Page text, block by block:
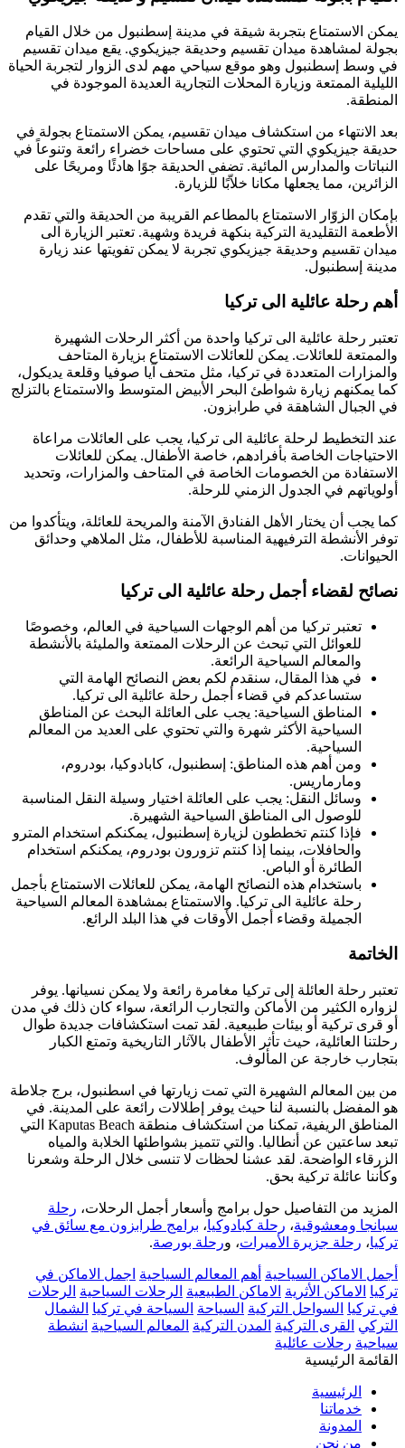
يمكن الاستمتاع بتجربة شيقة في مدينة إسطنبول من خلال القيام
بجولة لمشاهدة ميدان تقسيم وحديقة جيزيكوي. يقع ميدان تقسيم
في وسط إسطنبول وهو موقع سياحي مهم لدى الزوار لتجربة الحياة
الليلية الممتعة وزيارة المحلات التجارية العديدة الموجودة في
المنطقة.
بعد الانتهاء من استكشاف ميدان تقسيم، يمكن الاستمتاع بجولة في
حديقة جيزيكوي التي تحتوي على مساحات خضراء رائعة وتنوعاً في
النباتات والمدارس المائية. تضفي الحديقة جوًا هادئًا ومريحًا على
الزائرين، مما يجعلها مكانا خلاّبًا للزيارة.
بإمكان الزوّار الاستمتاع بالمطاعم القريبة من الحديقة والتي تقدم
الأطعمة التقليدية التركية بنكهة فريدة وشهية. تعتبر الزيارة الى
ميدان تقسيم وحديقة جيزيكوي تجربة لا يمكن تفويتها عند زيارة
مدينة إسطنبول.
أهم رحلة عائلية الى تركيا
تعتبر رحلة عائلية الى تركيا واحدة من أكثر الرحلات الشهيرة
والممتعة للعائلات. يمكن للعائلات الاستمتاع بزيارة المتاحف
والمزارات المتعددة في تركيا، مثل متحف آيا صوفيا وقلعة يديكول،
كما يمكنهم زيارة شواطئ البحر الأبيض المتوسط والاستمتاع بالتزلج
في الجبال الشاهقة في طرابزون.
عند التخطيط لرحلة عائلية الى تركيا، يجب على العائلات مراعاة
الاحتياجات الخاصة بأفرادهم، خاصة الأطفال. يمكن للعائلات
الاستفادة من الخصومات الخاصة في المتاحف والمزارات، وتحديد
أولوياتهم في الجدول الزمني للرحلة.
كما يجب أن يختار الأهل الفنادق الآمنة والمريحة للعائلة، ويتأكدوا من
توفر الأنشطة الترفيهية المناسبة للأطفال، مثل الملاهي وحدائق
الحيوانات.
نصائح لقضاء أجمل رحلة عائلية الى تركيا
تعتبر تركيا من أهم الوجهات السياحية في العالم، وخصوصًا
للعوائل التي تبحث عن الرحلات الممتعة والمليئة بالأنشطة
والمعالم السياحية الرائعة.
في هذا المقال، سنقدم لكم بعض النصائح الهامة التي
ستساعدكم في قضاء أجمل رحلة عائلية الى تركيا.
المناطق السياحية: يجب على العائلة البحث عن المناطق
السياحية الأكثر شهرة والتي تحتوي على العديد من المعالم
السياحية.
ومن أهم هذه المناطق: إسطنبول، كابادوكيا، بودروم،
ومارماريس.
وسائل النقل: يجب على العائلة اختيار وسيلة النقل المناسبة
للوصول الى المناطق السياحية الشهيرة.
فإذا كنتم تخططون لزيارة إسطنبول، يمكنكم استخدام المترو
والحافلات، بينما إذا كنتم تزورون بودروم، يمكنكم استخدام
الطائرة أو الباص.
باستخدام هذه النصائح الهامة، يمكن للعائلات الاستمتاع بأجمل
رحلة عائلية الى تركيا. والاستمتاع بمشاهدة المعالم السياحية
الجميلة وقضاء أجمل الأوقات في هذا البلد الرائع.
الخاتمة
تعتبر رحلة العائلة إلى تركيا مغامرة رائعة ولا يمكن نسيانها. يوفر
لزواره الكثير من الأماكن والتجارب الرائعة، سواء كان ذلك في مدن
أو قرى تركية أو بيئات طبيعية. لقد تمت استكشافات جديدة طوال
رحلتنا العائلية، حيث تأثر الأطفال بالآثار التاريخية وتمتع الكبار
بتجارب خارجة عن المألوف.
من بين المعالم الشهيرة التي تمت زيارتها في اسطنبول، برج جلاطة
هو المفضل بالنسبة لنا حيث يوفر إطلالات رائعة على المدينة. في
المناطق الريفية، تمكنا من استكشاف منطقة Kaputas Beach التي
تبعد ساعتين عن أنطاليا. والتي تتميز بشواطئها الخلابة والمياه
الزرقاء الواضحة. لقد عشنا لحظات لا تنسى خلال الرحلة وشعرنا
وكأننا عائلة تركية بحق.
المزيد من التفاصيل حول برامج وأسعار أجمل الرحلات، رحلة
سبانجا ومعشوقية، رحلة كبادوكيا، برامج طرابزون مع سائق في
تركيا، رحلة جزيرة الأميرات، ورحلة بورصة.
أجمل الاماكن السياحية أهم المعالم السياحية اجمل الاماكن في
تركيا الاماكن الأثرية الاماكن الطبيعية الرحلات السياحية الرحلات
في تركيا السواحل التركية السياحة السياحة في تركيا الشمال
التركي القرى التركية المدن التركية المعالم السياحية انشطة
سياحية رحلات عائلية
القائمة الرئيسية
الرئيسية
خدماتنا
المدونة
من نحن